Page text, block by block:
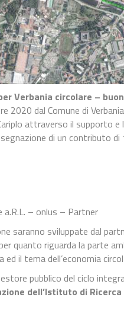
Verbania circolare –
dal Comune di
attraverso il supporto
di un contributo
a.R.L. – onlus – Partner
saranno sviluppate dal
quanto riguarda la parte
il tema dell’economia
pubblico del ciclo
dell’Istituto di Ricerca